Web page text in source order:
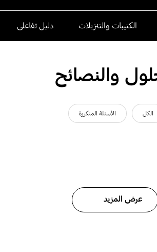
الكتيبات والتنزيلات دليل تفاعلى
والنصائح
الكل الأسئلة المتكررة
عرض المزيد